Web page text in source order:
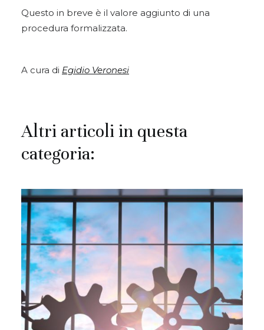
Questo in breve è il valore aggiunto di una
procedura formalizzata.
A cura di Egidio Veronesi
Altri articoli in questa
categoria: